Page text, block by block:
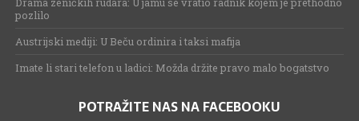
pozlilo
Austrijski mediji: U Beču ordinira i taksi mafija
Imate li stari telefon u ladici: Možda držite pravo malo bogatstvo
POTRAŽITE NAS NA FACEBOOKU